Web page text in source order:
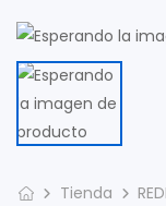
Tienda